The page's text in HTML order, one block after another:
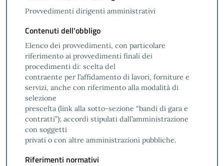
Provvedimenti dirigenti amministrativi
Contenuti dell’obbligo
Elenco dei provvedimenti, con particolare
riferimento ai provvedimenti finali dei
procedimenti di: scelta del
contraente per l’affidamento di lavori, forniture e
servizi, anche con riferimento alla modalità di
selezione
prescelta (link alla sotto-sezione “bandi di gara e
contratti”); accordi stipulati dall’amministrazione
con soggetti
privati o con altre amministrazioni pubbliche.
Riferimenti normativi